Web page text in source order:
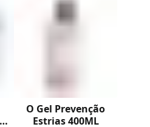
O Gel Prevenção
Estrias 400ML